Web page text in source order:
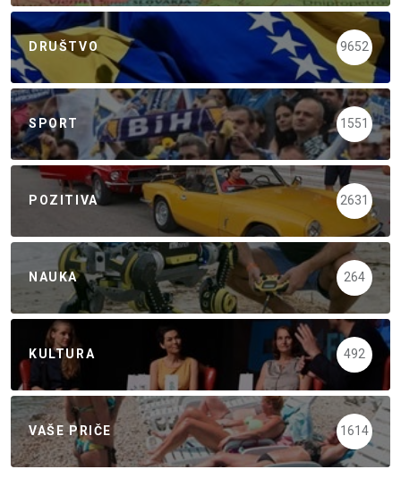
DRUŠTVO 9652
SPORT 1551
POZITIVA 2631
NAUKA 264
KULTURA 492
VAŠE PRIČE 1614